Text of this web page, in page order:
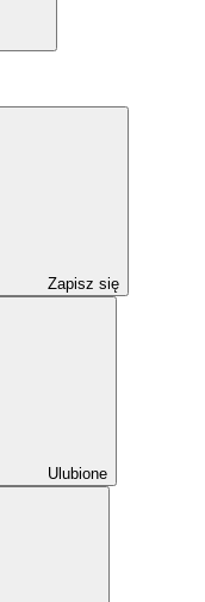
Zapisz się
Ulubione